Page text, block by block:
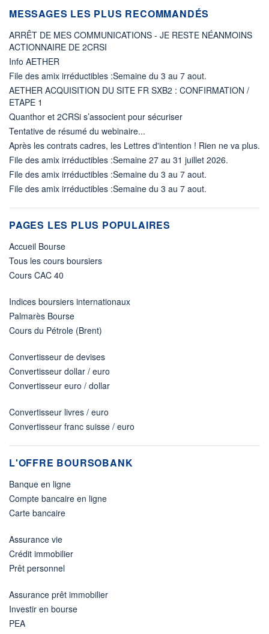
MESSAGES LES PLUS RECOMMANDÉS
ARRÊT DE MES COMMUNICATIONS - JE RESTE NÉANMOINS
ACTIONNAIRE DE 2CRSI
Info AETHER
File des amix irréductibles :Semaine du 3 au 7 aout.
AETHER ACQUISITION DU SITE FR SXB2 : CONFIRMATION /
ETAPE 1
Quanthor et 2CRSi s’associent pour sécuriser
Tentative de résumé du webinaire...
Après les contrats cadres, les Lettres d'intention ! Rien ne va plus.
File des amix irréductibles :Semaine 27 au 31 juillet 2026.
File des amix irréductibles :Semaine du 3 au 7 aout.
File des amix irréductibles :Semaine du 3 au 7 aout.
PAGES LES PLUS POPULAIRES
Accueil Bourse
Tous les cours boursiers
Cours CAC 40
Indices boursiers internationaux
Palmarès Bourse
Cours du Pétrole (Brent)
Convertisseur de devises
Convertisseur dollar / euro
Convertisseur euro / dollar
Convertisseur livres / euro
Convertisseur franc suisse / euro
L'OFFRE BOURSOBANK
Banque en ligne
Compte bancaire en ligne
Carte bancaire
Assurance vie
Crédit immobilier
Prêt personnel
Assurance prêt immobilier
Investir en bourse
PEA